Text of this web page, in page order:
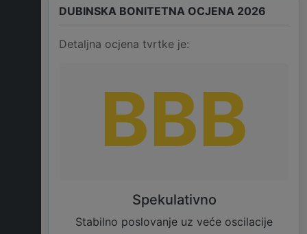
DUBINSKA BONITETNA OCJENA 2026
Detaljna ocjena tvrtke je:
BBB
Spekulativno
Stabilno poslovanje uz veće oscilacije